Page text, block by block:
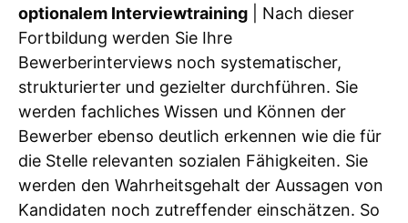
optionalem Interviewtraining | Nach dieser
Fortbildung werden Sie Ihre
Bewerberinterviews noch systematischer,
strukturierter und gezielter durchführen. Sie
werden fachliches Wissen und Können der
Bewerber ebenso deutlich erkennen wie die für
die Stelle relevanten sozialen Fähigkeiten. Sie
werden den Wahrheitsgehalt der Aussagen von
Kandidaten noch zutreffender einschätzen. So